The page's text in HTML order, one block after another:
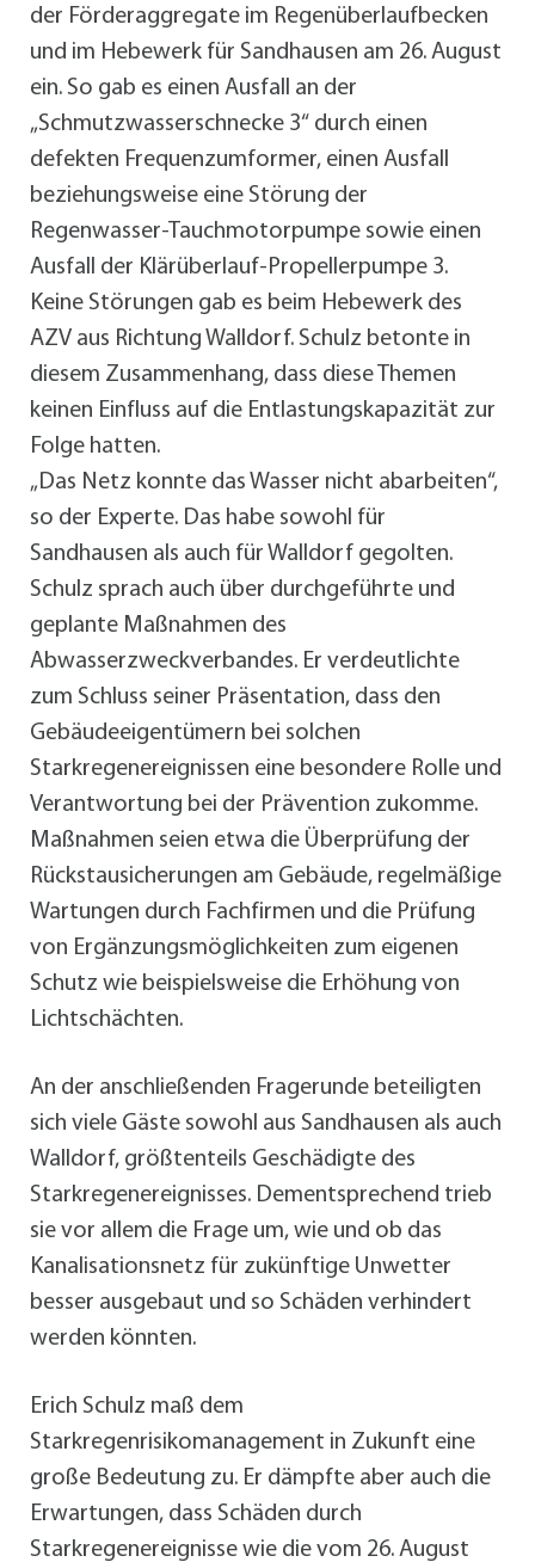
der Förderaggregate im Regenüberlaufbecken
und im Hebewerk für Sandhausen am 26. August
ein. So gab es einen Ausfall an der
„Schmutzwasserschnecke 3“ durch einen
defekten Frequenzumformer, einen Ausfall
beziehungsweise eine Störung der
Regenwasser-Tauchmotorpumpe sowie einen
Ausfall der Klärüberlauf-Propellerpumpe 3.
Keine Störungen gab es beim Hebewerk des
AZV aus Richtung Walldorf. Schulz betonte in
diesem Zusammenhang, dass diese Themen
keinen Einfluss auf die Entlastungskapazität zur
Folge hatten.
„Das Netz konnte das Wasser nicht abarbeiten“,
so der Experte. Das habe sowohl für
Sandhausen als auch für Walldorf gegolten.
Schulz sprach auch über durchgeführte und
geplante Maßnahmen des
Abwasserzweckverbandes. Er verdeutlichte
zum Schluss seiner Präsentation, dass den
Gebäudeeigentümern bei solchen
Starkregenereignissen eine besondere Rolle und
Verantwortung bei der Prävention zukomme.
Maßnahmen seien etwa die Überprüfung der
Rückstausicherungen am Gebäude, regelmäßige
Wartungen durch Fachfirmen und die Prüfung
von Ergänzungsmöglichkeiten zum eigenen
Schutz wie beispielsweise die Erhöhung von
Lichtschächten.
An der anschließenden Fragerunde beteiligten
sich viele Gäste sowohl aus Sandhausen als auch
Walldorf, größtenteils Geschädigte des
Starkregenereignisses. Dementsprechend trieb
sie vor allem die Frage um, wie und ob das
Kanalisationsnetz für zukünftige Unwetter
besser ausgebaut und so Schäden verhindert
werden könnten.
Erich Schulz maß dem
Starkregenrisikomanagement in Zukunft eine
große Bedeutung zu. Er dämpfte aber auch die
Erwartungen, dass Schäden durch
Starkregenereignisse wie die vom 26. August